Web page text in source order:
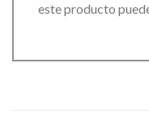
este producto